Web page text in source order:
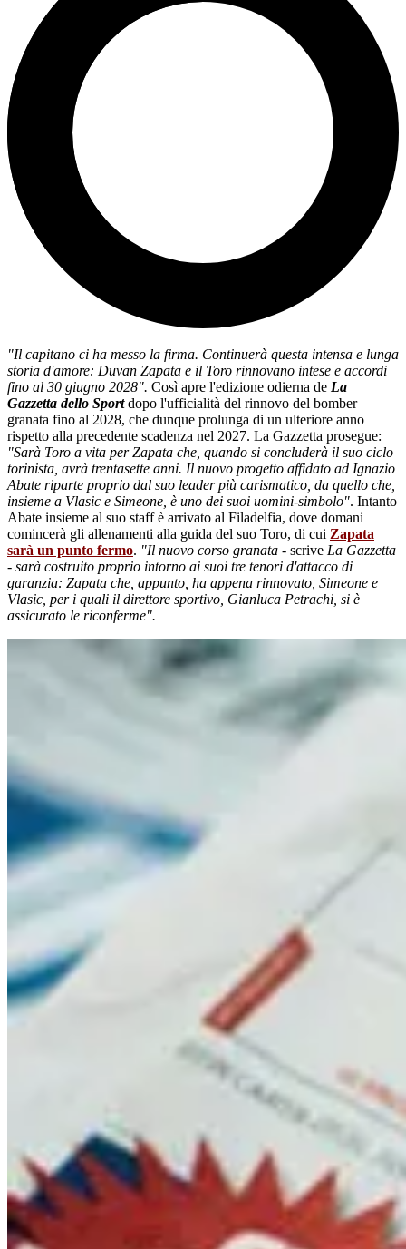
"Il capitano ci ha messo la firma. Continuerà questa intensa e lunga
storia d'amore: Duvan Zapata e il Toro rinnovano intese e accordi
fino al 30 giugno 2028". Così apre l'edizione odierna de La
Gazzetta dello Sportdopo l'ufficialità del rinnovo del bomber
granata fino al 2028, che dunque prolunga di un ulteriore anno
rispetto alla precedente scadenza nel 2027. La Gazzetta prosegue:
"Sarà Toro a vita per Zapata che, quando si concluderà il suo ciclo
torinista, avrà trentasette anni. Il nuovo progetto affidato ad Ignazio
Abate riparte proprio dal suo leader più carismatico, da quello che,
insieme a Vlasic e Simeone, è uno dei suoi uomini-simbolo". Intanto
Abate insieme al suo staff è arrivato al Filadelfia, dove domani
comincerà gli allenamenti alla guida del suo Toro, di cui Zapata
sarà un punto fermo. "Il nuovo corso granata - scrive La Gazzetta
- sarà costruito proprio intorno ai suoi tre tenori d'attacco di
garanzia: Zapata che, appunto, ha appena rinnovato, Simeone e
Vlasic, per i quali il direttore sportivo, Gianluca Petrachi, si è
assicurato le riconferme".